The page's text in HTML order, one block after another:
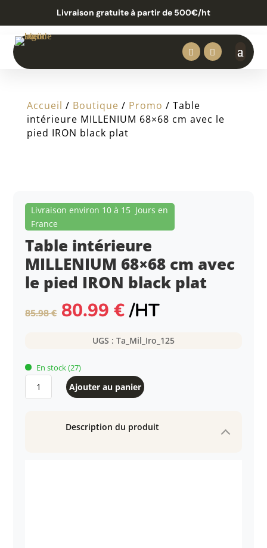
Livraison gratuite à partir de 500€/ht


Accueil / Boutique / Promo / Table
intérieure MILLENIUM 68×68 cm avec le
pied IRON black plat
Livraison environ 10 à 15 Jours en
France
Table intérieure
MILLENIUM 68×68 cm avec
le pied IRON black plat
85.98€ Le
prix
initial
était :
85.98 €.
80.99€Le
prix
actuel
est :
/HT
UGS : Ta_Mil_Iro_125
En stock(27)
Ajouter au panier
Description du produit